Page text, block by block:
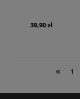
39,90 zł
« 1